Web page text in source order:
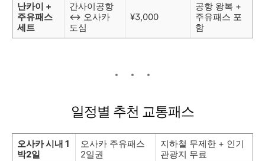
난카이 +
주유패스
세트
간사이공항
↔ 오사카
도심
¥3,000
공항 왕복 +
주유패스 포
함
일정별 추천 교통패스
오사카 시내 1
박2일
오사카 주유패스
2일권
지하철 무제한 + 인기
관광지 무료